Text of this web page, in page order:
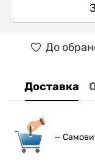
До
Доставка
— С